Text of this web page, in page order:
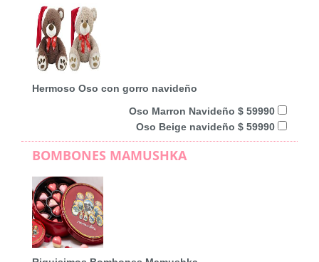
Hermoso Oso con gorro navideño
Oso Marron Navideño $ 59990
Oso Beige navideño $ 59990
BOMBONES MAMUSHKA